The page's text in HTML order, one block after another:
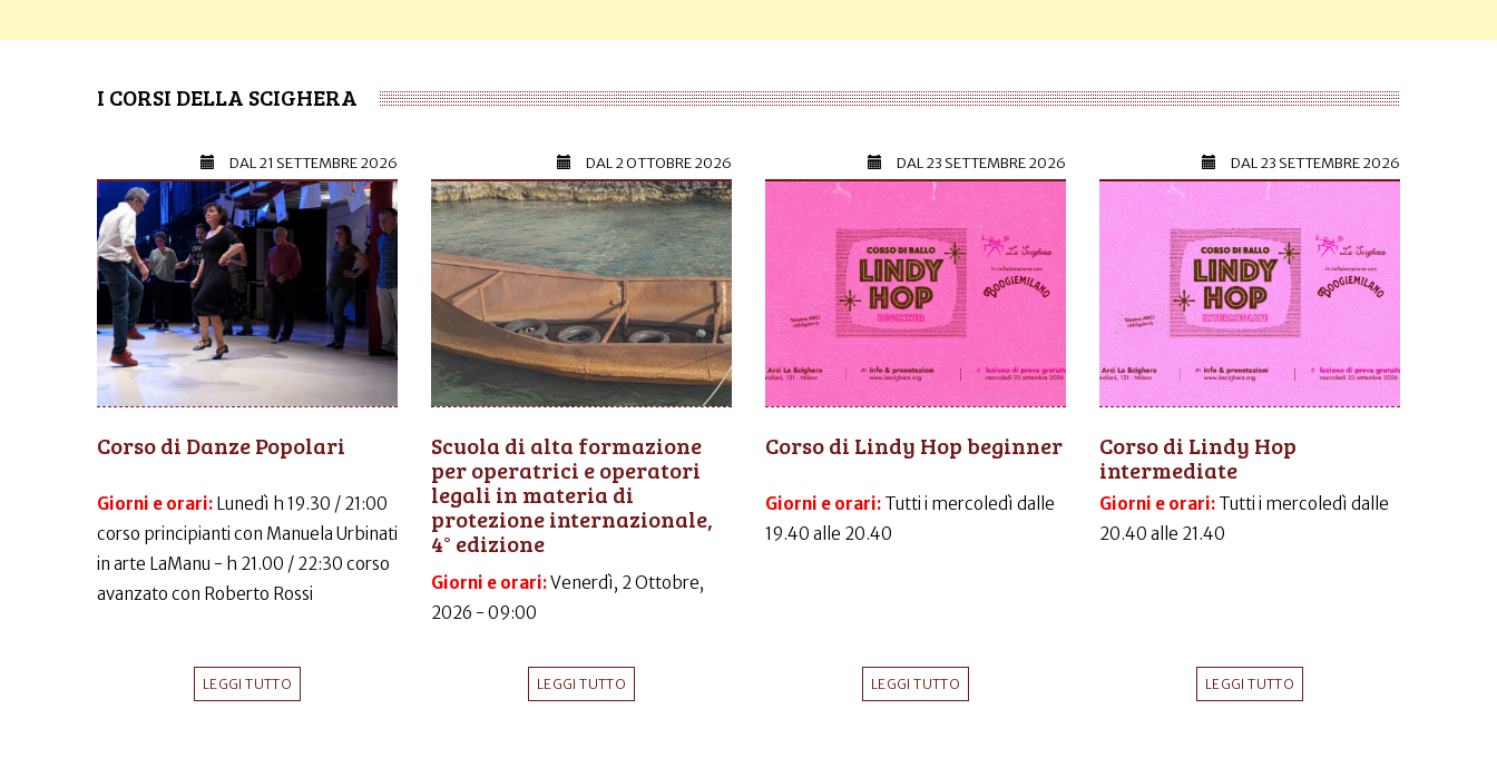
I CORSI DELLA SCIGHERA
DAL21 SETTEMBRE 2026
Corso di Danze Popolari
Giorni e orari: Lunedì h 19.30 / 21:00
corso principianti con Manuela Urbinati
in arte LaManu - h 21.00 / 22:30 corso
avanzato con Roberto Rossi
LEGGI TUTTO
DAL2 OTTOBRE 2026
Scuola di alta formazione
per operatrici e operatori
legali in materia di
protezione internazionale,
4° edizione
Giorni e orari:Venerdì, 2 Ottobre,
2026 - 09:00
LEGGI TUTTO
DAL23 SETTEMBRE 2026
Corso di Lindy Hop beginner
Giorni e orari: Tutti i mercoledì dalle
19.40 alle 20.40
LEGGI TUTTO
DAL23 SETTEMBRE 2026
Corso di Lindy Hop
intermediate
Giorni e orari: Tutti i mercoledì dalle
20.40 alle 21.40
LEGGI TUTTO